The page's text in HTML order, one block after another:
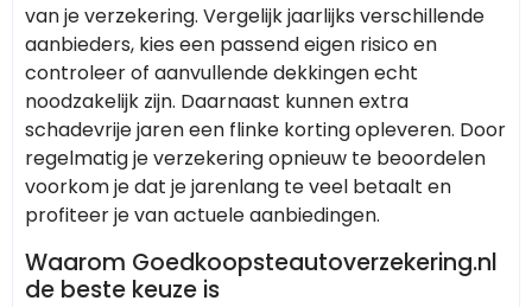
van je verzekering. Vergelijk jaarlijks verschillende
aanbieders, kies een passend eigen risico en
controleer of aanvullende dekkingen echt
noodzakelijk zijn. Daarnaast kunnen extra
schadevrije jaren een flinke korting opleveren. Door
regelmatig je verzekering opnieuw te beoordelen
voorkom je dat je jarenlang te veel betaalt en
profiteer je van actuele aanbiedingen.
Waarom Goedkoopsteautoverzekering.nl
de beste keuze is